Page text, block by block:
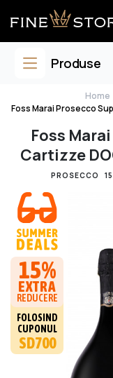
Produse
Home
Foss Marai Prosecco
Foss
Cartizze
PROSECCO
15%
EXTRA
REDUCERE
FOLOSIND
CUPONUL
SD700